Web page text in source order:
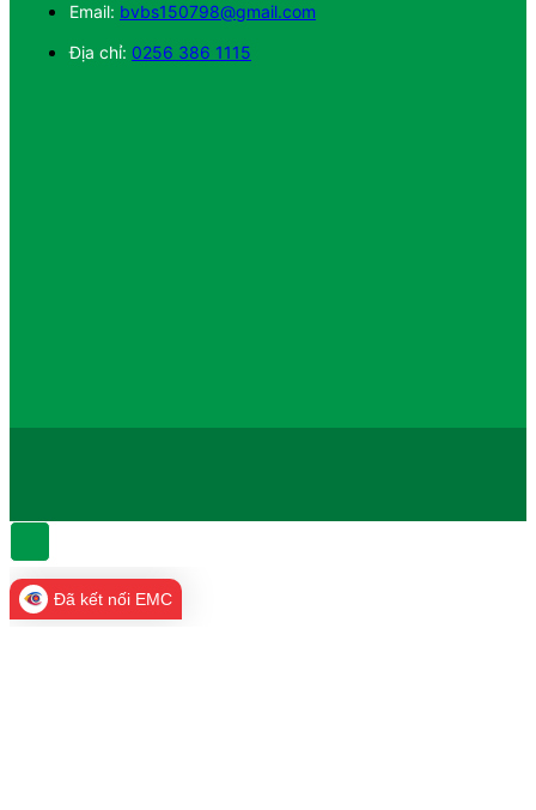
Email: bvbs150798@gmail.com
Địa chỉ: 0256 386 1115
Đã kết nối EMC